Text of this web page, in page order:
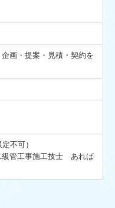
画・提案・見積・契約を
不可）
管工事施工技士 あれば